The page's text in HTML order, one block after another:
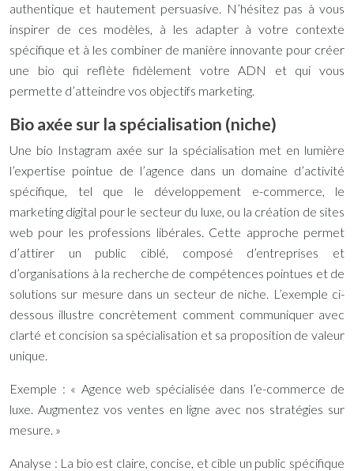
authentique et hautement persuasive. N’hésitez pas à vous
inspirer de ces modèles, à les adapter à votre contexte
spécifique et à les combiner de manière innovante pour créer
une bio qui reflète fidèlement votre ADN et qui vous
permette d’atteindre vos objectifs marketing.
Bio axée sur la spécialisation (niche)
Une bio Instagram axée sur la spécialisation met en lumière
l’expertise pointue de l’agence dans un domaine d’activité
spécifique, tel que le développement e-commerce, le
marketing digital pour le secteur du luxe, ou la création de sites
web pour les professions libérales. Cette approche permet
d’attirer un public ciblé, composé d’entreprises et
d’organisations à la recherche de compétences pointues et de
solutions sur mesure dans un secteur de niche. L’exemple ci-
dessous illustre concrètement comment communiquer avec
clarté et concision sa spécialisation et sa proposition de valeur
unique.
Exemple : « Agence web spécialisée dans l’e-commerce de
luxe. Augmentez vos ventes en ligne avec nos stratégies sur
mesure. »
Analyse : La bio est claire, concise, et cible un public spécifique